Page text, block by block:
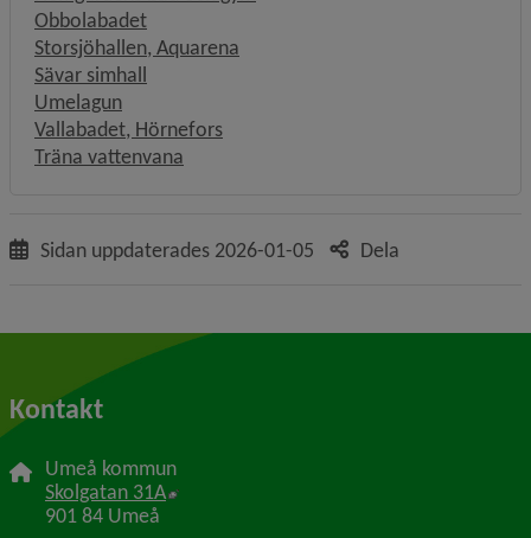
Obbolabadet
Storsjöhallen, Aquarena
Sävar simhall
Umelagun
Vallabadet, Hörnefors
Träna vattenvana
Sidan uppdaterades 2026-01-05 Dela
Kontakt
Umeå kommun
Skolgatan 31A Länk till annan webbplats, öppnas i nytt
901 84 Umeå